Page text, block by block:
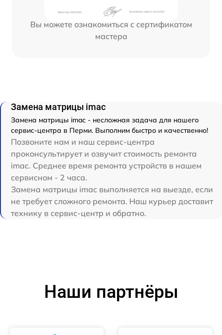
Вы можете ознакомиться с сертификатом
мастера
Замена матрицы imac
Замена матрицы imac - несложная задача для нашего
сервис-центра в Перми. Выполним быстро и качественно!
Позвоните нам и наш сервис-центра
проконсультирует и озвучит стоимость ремонта
imac. Среднее время ремонта устройств в нашем
сервисном - 2 часа.
Замена матрицы imac выполняется на выезде, если
не требует сложного ремонта. Наш курьер доставит
технику в сервис-центр и обратно.
Наши партнёры